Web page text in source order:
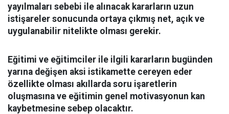
yayılmaları sebebi ile alınacak kararların uzun
istişareler sonucunda ortaya çıkmış net, açık ve
uygulanabilir nitelikte olması gerekir.
Eğitimi ve eğitimciler ile ilgili kararların bugünden
yarına değişen aksi istikamette cereyen eder
özellikte olması akıllarda soru işaretlerin
oluşmasına ve eğitimin genel motivasyonun kan
kaybetmesine sebep olacaktır.